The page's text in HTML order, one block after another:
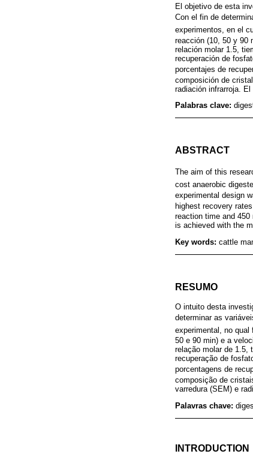
El objetivo de esta
Con el fin de
experimentos, en el
reacción (10, 50 y 90
relación molar 1.5,
recuperación de
porcentajes de
composición de
radiación infrarroja.
Palabras clave:
ABSTRACT
The aim of this
cost anaerobic
experimental design
highest recovery
reaction time and
is achieved with the
Key words: cattle
RESUMO
O intuito desta
determinar as
experimental, no qual
50 e 90 min) e a
relação molar de 1.5,
recuperação de
porcentagens de
composição de
varredura (SEM) e
Palavras chave:
INTRODUCTION